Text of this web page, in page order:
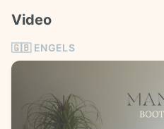
Video
🇬🇧 ENGELS